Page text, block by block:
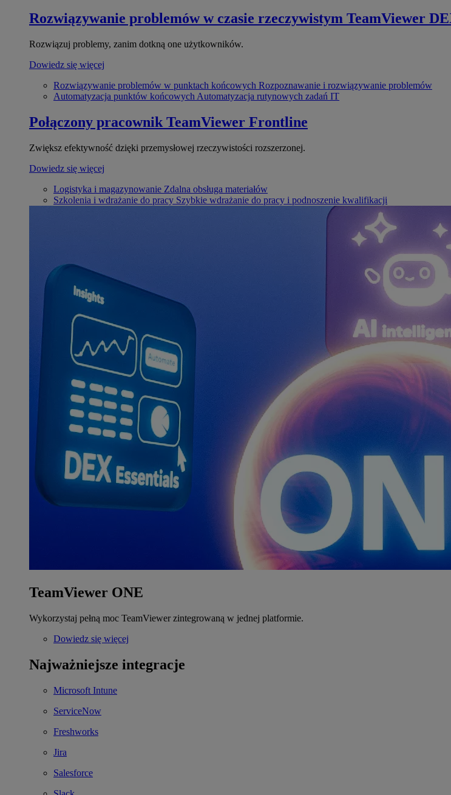
Rozwiązywanie problemów w czasie rzeczywistym TeamViewer
Rozwiązuj problemy, zanim dotkną one użytkowników.
Dowiedz się więcej
Rozwiązywanie problemów w punktach końcowych Rozpoznawanie i rozwiązywanie problemów
Automatyzacja punktów końcowych Automatyzacja rutynowych zadań IT
Połączony pracownik TeamViewer Frontline
Zwiększ efektywność dzięki przemysłowej rzeczywistości rozszerzonej.
Dowiedz się więcej
Logistyka i magazynowanie Zdalna obsługa materiałów
Szkolenia i wdrażanie do pracy Szybkie wdrażanie do pracy i podnoszenie kwalifikacji
TeamViewer ONE
Wykorzystaj pełną moc TeamViewer zintegrowaną w jednej platformie.
Dowiedz się więcej
Najważniejsze integracje
Microsoft Intune
ServiceNow
Freshworks
Jira
Salesforce